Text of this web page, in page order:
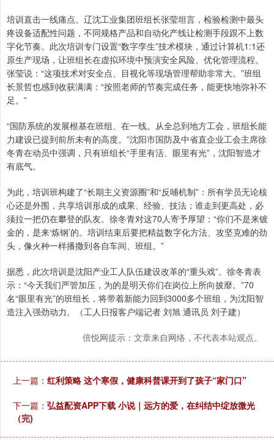
培训直击一线痛点。辽沈工业集团班组长张莹坦言，检验检测中最头
疼设备适配性问题，不同规格产品和自动化产线让检测手段跟不上数
字化节奏。此次培训专门设置“数字孪生”技术模块，通过计算机1:1还
原生产现场，让班组长在虚拟环境中预演安全风险、优化管理流程。
张莹说：“这项技术对安全点、目视化等现场管理帮助非常大。”班组
长景哲也感到收获满满：“按照老师的节奏完成任务，能更快地弥补不
足。”
“国防系统的发展根基在班组、在一线。从全总到地方工会，班组长能
力建设已提到前所未有的高度。”沈阳市国防及中省直企业工会主席徐
冬青在动员中强调，只有班组长“手里有活、眼里有光”，沈阳智造才
有底气。
为此，培训班构建了“长期主义资源圈”和“反哺机制”：所有学员无论核
心还是外围，共享培训形成的成果、经验、技法；谁走到更高处，必
须拉一把仍在攀登的队友。徐冬青对这70人寄予厚望：“你们不是来镀
金的，是来‘炼钢’的。培训结束后要把精益数字化方法、攻坚克难的劲
头，像火种一样播撒到各自车间、班组。”
据悉，此次培训是沈阳产业工人队伍建设改革的“重头戏”。徐冬青表
示：“今天我们严管加压，为的是明天你们在岗位上所向披靡。”70
名“眼里有光”的班组长，将带着新能力回到3000多个班组，为沈阳智
造注入强劲动力。（工人日报客户端记者 刘旭 通讯员 刘子建）
倍悦网提示：文章来自网络，不代表本站观点。
上一篇： 红利策略 这个寒假，健康科普课开到了孩子“家门口”
下一篇： 弘益配资APP下载 小说｜远方的爱，在纠结中绽放微光
（完)